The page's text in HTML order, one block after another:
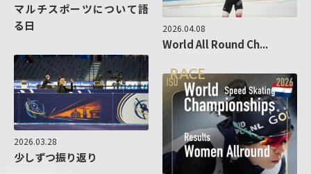
マルチスポーツについて語
る日
2026.04.08
World All Round Ch...
2026.03.28
少しずつ振り返り
RACE